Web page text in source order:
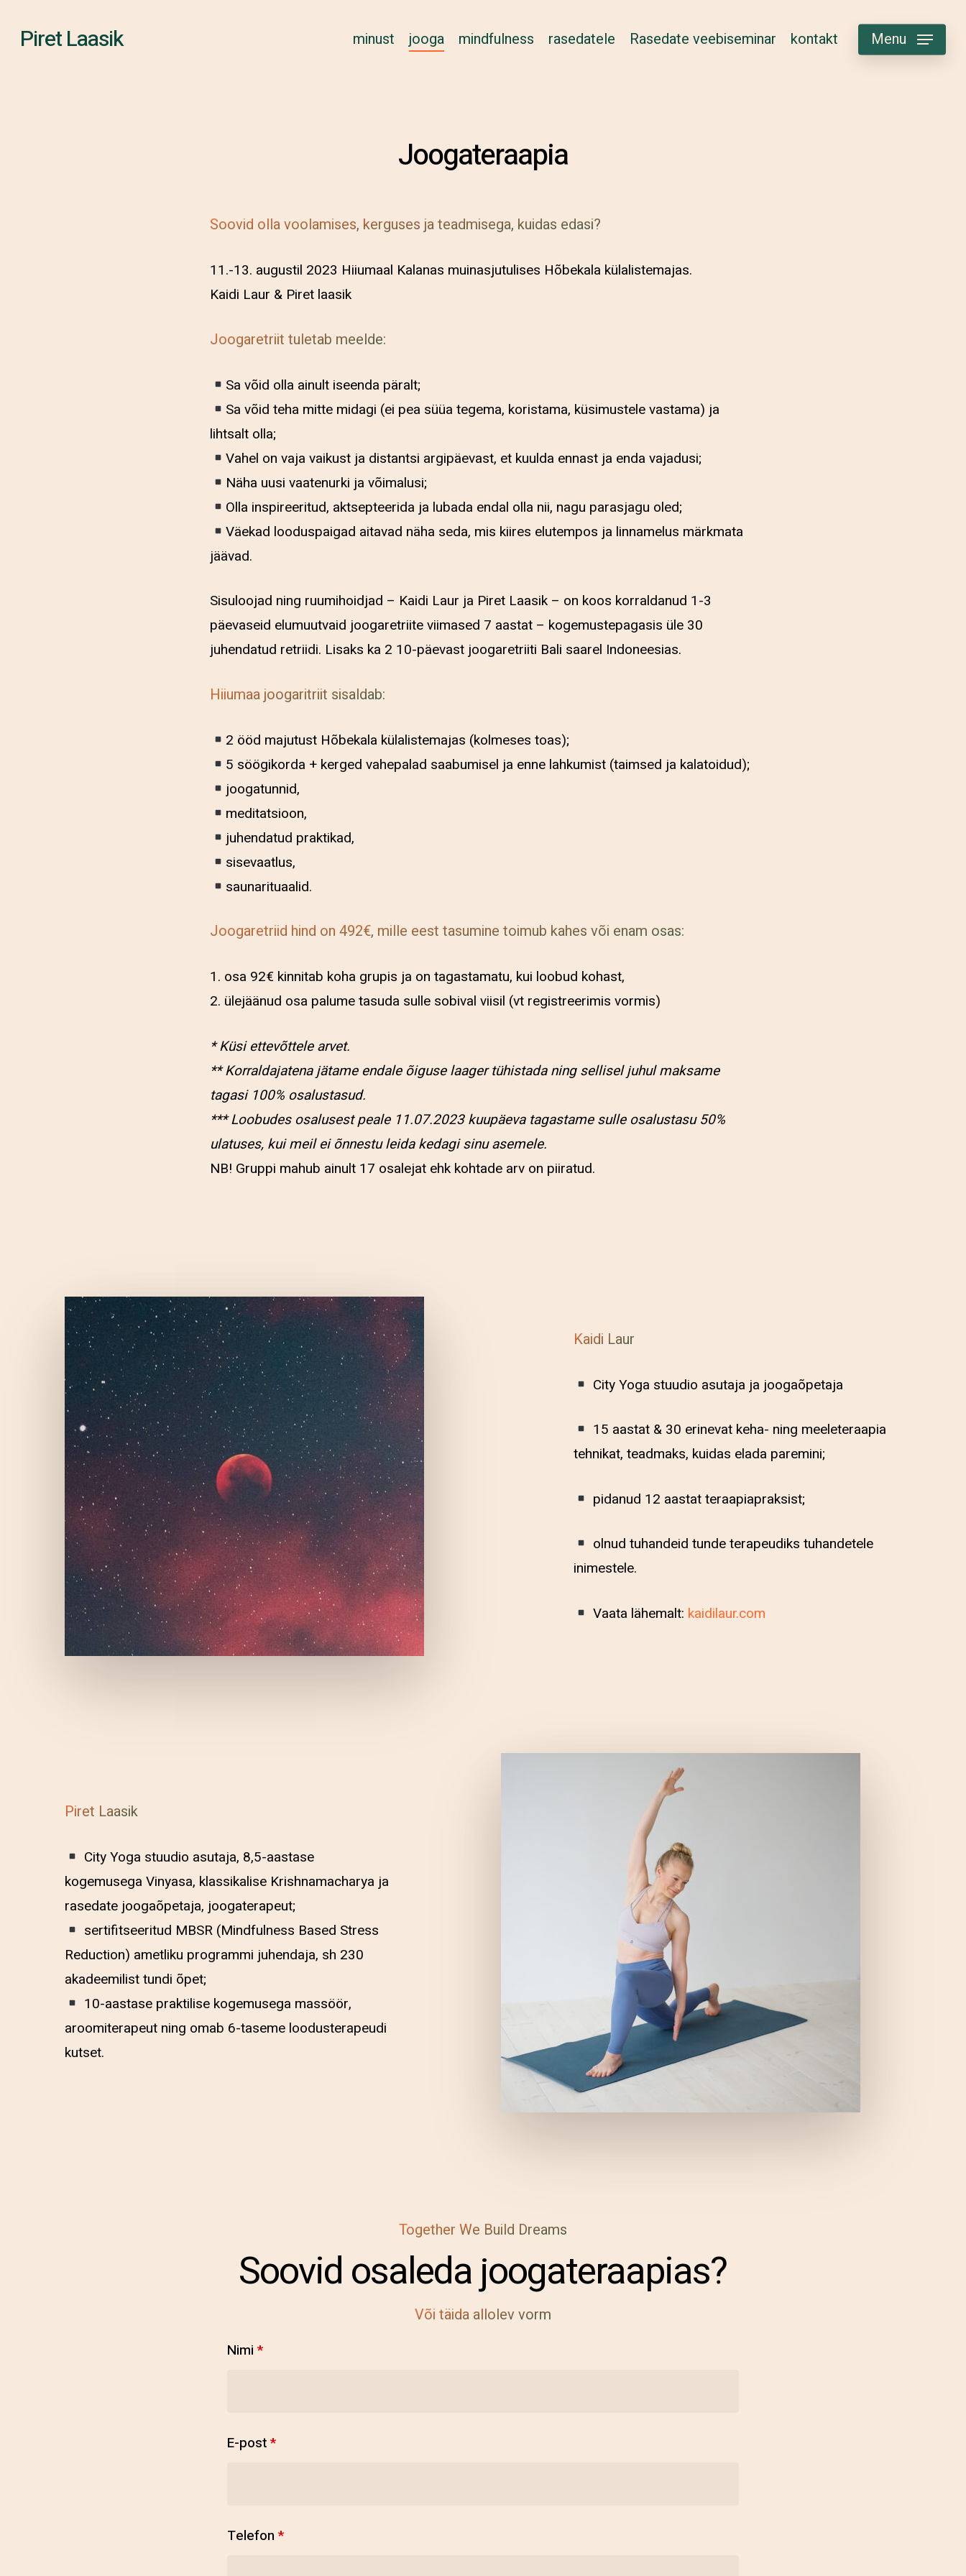
Piret Laasik minust jooga mindfulness rasedatele Rasedate veebiseminar kontakt Menu
Joogateraapia
Soovid olla voolamises, kerguses ja teadmisega, kuidas edasi?
11.-13. augustil 2023 Hiiumaal Kalanas muinasjutulises Hõbekala külalistemajas.
Kaidi Laur & Piret laasik
Joogaretriit tuletab meelde:
Sa võid olla ainult iseenda päralt;
Sa võid teha mitte midagi (ei pea süüa tegema, koristama, küsimustele vastama) ja
lihtsalt olla;
Vahel on vaja vaikust ja distantsi argipäevast, et kuulda ennast ja enda vajadusi;
Näha uusi vaatenurki ja võimalusi;
Olla inspireeritud, aktsepteerida ja lubada endal olla nii, nagu parasjagu oled;
Väekad looduspaigad aitavad näha seda, mis kiires elutempos ja linnamelus märkmata
jäävad.
Sisuloojad ning ruumihoidjad – Kaidi Laur ja Piret Laasik – on koos korraldanud 1-3
päevaseid elumuutvaid joogaretriite viimased 7 aastat – kogemustepagasis üle 30
juhendatud retriidi. Lisaks ka 2 10-päevast joogaretriiti Bali saarel Indoneesias.
Hiiumaa joogaritriit sisaldab:
2 ööd majutust Hõbekala külalistemajas (kolmeses toas);
5 söögikorda + kerged vahepalad saabumisel ja enne lahkumist (taimsed ja kalatoidud);
joogatunnid,
meditatsioon,
juhendatud praktikad,
sisevaatlus,
saunarituaalid.
Joogaretriid hind on 492€, mille eest tasumine toimub kahes või enam osas:
1. osa 92€ kinnitab koha grupis ja on tagastamatu, kui loobud kohast,
2. ülejäänud osa palume tasuda sulle sobival viisil (vt registreerimis vormis)
* Küsi ettevõttele arvet.
** Korraldajatena jätame endale õiguse laager tühistada ning sellisel juhul maksame
tagasi 100% osalustasud.
*** Loobudes osalusest peale 11.07.2023 kuupäeva tagastame sulle osalustasu 50%
ulatuses, kui meil ei õnnestu leida kedagi sinu asemele.
NB! Gruppi mahub ainult 17 osalejat ehk kohtade arv on piiratud.
Kaidi Laur
City Yoga stuudio asutaja ja joogaõpetaja
15 aastat & 30 erinevat keha- ning meeleteraapia
tehnikat, teadmaks, kuidas elada paremini;
pidanud 12 aastat teraapiapraksist;
olnud tuhandeid tunde terapeudiks tuhandetele
inimestele.
Vaata lähemalt: kaidilaur.com
Piret Laasik
City Yoga stuudio asutaja, 8,5-aastase
kogemusega Vinyasa, klassikalise Krishnamacharya ja
rasedate joogaõpetaja, joogaterapeut;
sertifitseeritud MBSR (Mindfulness Based Stress
Reduction) ametliku programmi juhendaja, sh 230
akadeemilist tundi õpet;
10-aastase praktilise kogemusega massöör,
aroomiterapeut ning omab 6-taseme loodusterapeudi
kutset.
Together We Build Dreams
Soovid osaleda joogateraapias?
Või täida allolev vorm
Nimi *
E-post*
Telefon *